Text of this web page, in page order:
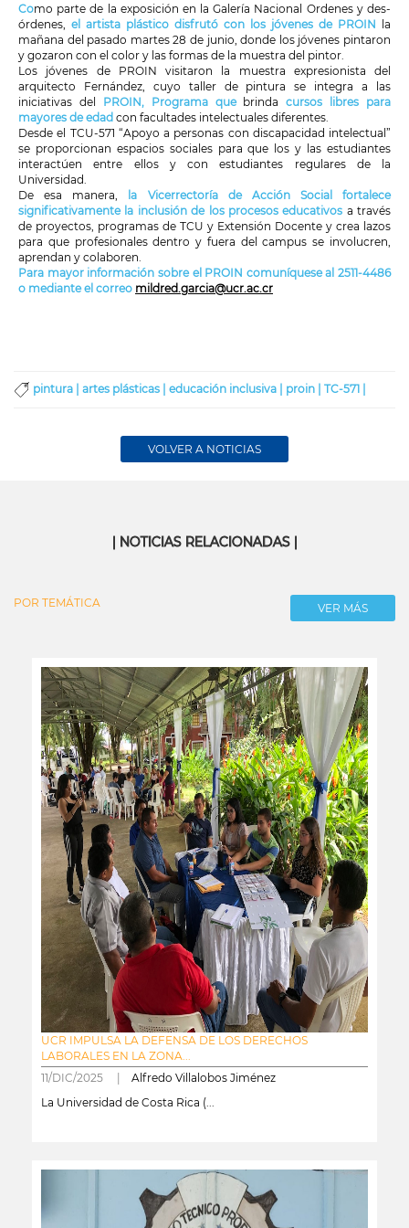
Como parte de la exposición en la Galería Nacional Ordenes y des-
órdenes, el artista plástico disfrutó con los jóvenes de PROIN la
mañana del pasado martes 28 de junio, donde los jóvenes pintaron
y gozaron con el color y las formas de la muestra del pintor.
Los jóvenes de PROIN visitaron la muestra expresionista del
arquitecto Fernández, cuyo taller de pintura se integra a las
iniciativas del PROIN, Programa que brindacursos libres para
mayores de edad con facultades intelectuales diferentes.
Desde el TCU-571 “Apoyo a personas con discapacidad intelectual”
se proporcionan espacios sociales para que los y las estudiantes
interactúen entre ellos y con estudiantes regulares de la
Universidad.
De esa manera, la Vicerrectoría de Acción Social fortalece
significativamente la inclusión de los procesos educativos a través
de proyectos, programas de TCU y Extensión Docente y crea lazos
para que profesionales dentro y fuera del campus se involucren,
aprendan y colaboren
Para mayor información sobre el PROIN comuníquese al 2511-4486
o mediante el correo mildred.garcia@ucr.ac.cr
pintura | artes plásticas | educación inclusiva | proin | TC-571 |
VOLVER A NOTICIAS
| NOTICIAS RELACIONADAS |
POR TEMÁTICA VER MÁS
UCR IMPULSA LA DEFENSA DE LOS DERECHOS
LABORALES EN LA ZONA...
11/DIC/2025 | Alfredo Villalobos Jiménez
La Universidad de Costa Rica (...